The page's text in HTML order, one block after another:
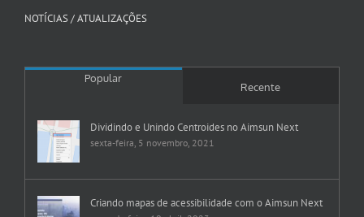
NOTÍCIAS / ATUALIZAÇÕES
Popular
Recente
Dividindo e Unindo Centroides no Aimsun Next
sexta-feira, 5 novembro, 2021
Criando mapas de acessibilidade com o Aimsun Next